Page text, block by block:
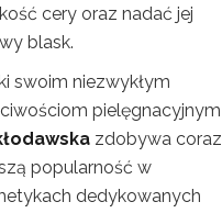
cery oraz nadać jej
blask.
swoim niezwykłym
pielęgnacyjnym
zdobywa coraz
popularność w
dedykowanych